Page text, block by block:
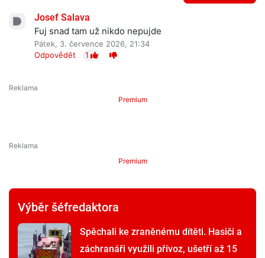
Josef Salava
Fuj snad tam už nikdo nepujde
Pátek, 3. července 2026, 21:34
Odpovědět
1
Premium
Premium
Výběr šéfredaktora
Spěchali ke zraněnému dítěti. Hasiči a
záchranáři využili přívoz, ušetří až 15